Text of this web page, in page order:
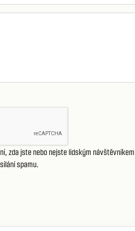
zda jste nebo nejste lidským
spamu.